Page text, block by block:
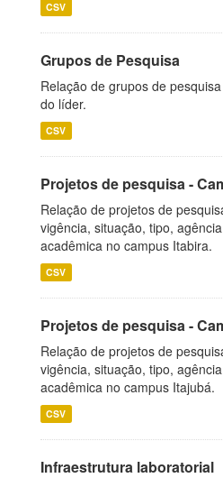
CSV
Grupos de Pesquisa
Relação de grupos de
do líder.
CSV
Projetos de pesquisa -
Relação de projetos de
vigência, situação, tipo,
acadêmica no campus Itabira.
CSV
Projetos de pesquisa -
Relação de projetos de
vigência, situação, tipo,
acadêmica no campus Itajubá.
CSV
Infraestrutura laboratorial